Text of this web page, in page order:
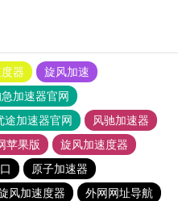
器
旋风加速
加速器官网
途加速器官网
风驰加速器
苹果版
旋风加速度器
原子加速器
风加速度器
外网网址导航